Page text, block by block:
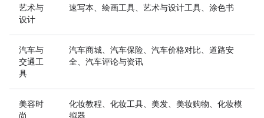
艺术与
设计
速写本、绘画工具、艺术与设计工具、涂色书
汽车与
交通工
具
汽车商城、汽车保险、汽车价格对比、道路安
全、汽车评论与资讯
美容时
尚
化妆教程、化妆工具、美发、美妆购物、化妆模
拟器